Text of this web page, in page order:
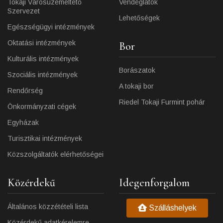
Tokaji Városüzemeltető
Szervezet
Egészségügyi intézmények
Oktatási intézmények
Kulturális intézmények
Szociális intézmények
Rendőrség
Önkormányzati cégek
Egyházak
Turisztikai intézmények
Közszolgáltatók elérhetőségei
Vendéglátók
Lehetőségek
Bor
Borászatok
A tokaji bor
Riedel Tokaji Furmint pohár
Közérdekű
Általános közzétételi lista
Idegenforgalom
Szálláshelyek